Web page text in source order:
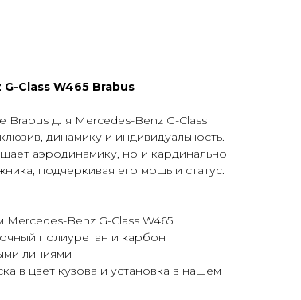
Class W465 Brabus
для Mercedes-Benz G-Class
динамику и индивидуальность.
аэродинамику, но и кардинально
подчеркивая его мощь и статус.
Benz G-Class W465
полиуретан и карбон
линиями
в цвет кузова и установка в нашем